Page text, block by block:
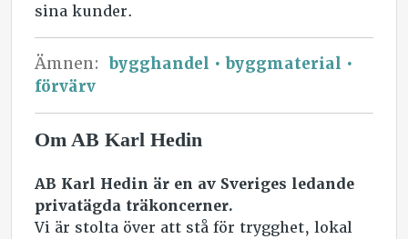
sina kunder.
Ämnen: bygghandel
byggmaterial
förvärv
Om AB Karl Hedin
AB Karl Hedin är en av Sveriges ledande
privatägda träkoncerner.
Vi är stolta över att stå för trygghet, lokal